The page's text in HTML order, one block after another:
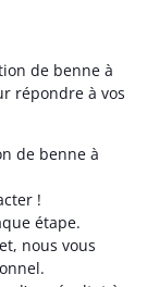
de benne à
répondre à vos
de benne à
!
étape.
nous vous